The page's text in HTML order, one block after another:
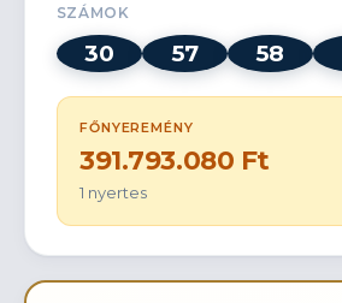
SZÁMOK
30 57 58
FŐNYEREMÉNY
391.793.080 Ft
1 nyertes